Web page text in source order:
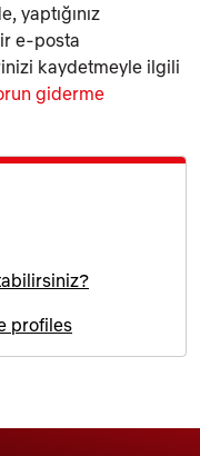
yaptığınız
e‑posta
kaydetmeyle ilgili
giderme
profiles